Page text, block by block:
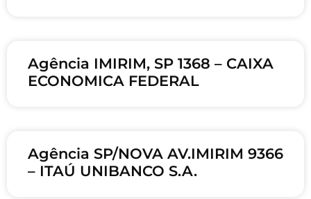
Agência IMIRIM, SP 1368 – CAIXA
ECONOMICA FEDERAL
Agência SP/NOVA AV.IMIRIM 9366
– ITAÚ UNIBANCO S.A.